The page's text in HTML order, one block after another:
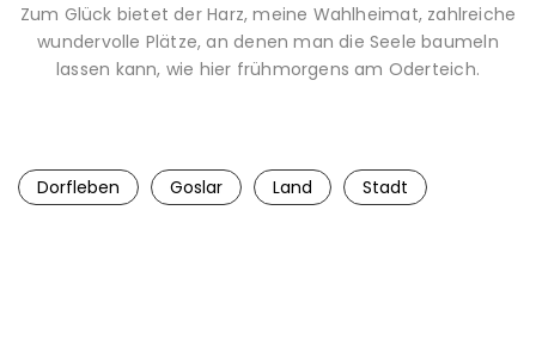
Zum Glück bietet der Harz, meine Wahlheimat, zahlreiche
wundervolle Plätze, an denen man die Seele baumeln
lassen kann, wie hier frühmorgens am Oderteich.
Dorfleben Goslar Land Stadt